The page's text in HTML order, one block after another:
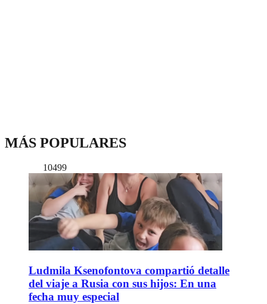
MÁS POPULARES
10499
Ludmila Ksenofontova compartió detalle
del viaje a Rusia con sus hijos: En una
fecha muy especial